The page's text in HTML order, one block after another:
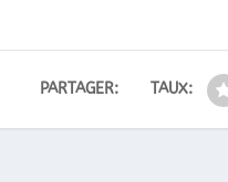
PARTAGER: TAUX: